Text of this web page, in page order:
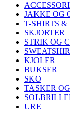
JAKKE OG
T-SHIRTS &
SKJORTER
STRIK OG
KJOLER
BUKSER
SKO
TASKER
URE